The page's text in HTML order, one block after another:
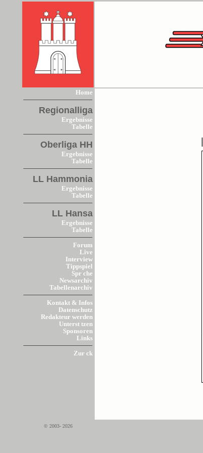
Home
Regionalliga
Ergebnisse
Tabelle
Oberliga HH
Ergebnisse
Tabelle
LL Hammonia
Ergebnisse
Tabelle
LL Hansa
Ergebnisse
Tabelle
Forum
Live
Interview
Tippspiel
Spr che
Newsarchiv
Tabellenarchiv
Kontakt & Infos
Datenschutz
Redakteur werden
Unterst tzen
Sponsoren
Links
Zur ck
© 2003- 2026